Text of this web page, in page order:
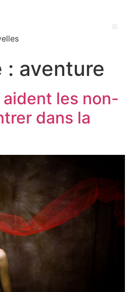
: aventure
les non-
dans la